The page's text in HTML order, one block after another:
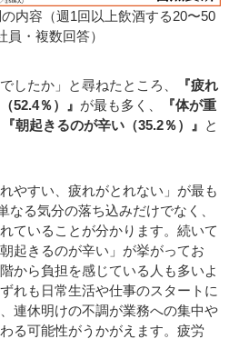
内容（週1回以上飲酒する20〜50
員・複数回答）
したか」と尋ねたところ、
『疲れ
52.4％）』 が最も多く、
『体が重
朝起きるのが辛い（35.2％）』 と
やすい、疲れがとれない」が最も
なる気分の落ち込みだけでなく、
ていることが分かります。続いて
起きるのが辛い」が挙がってお
から負担を感じている人も多いよ
れも日常生活や仕事のスタートに
連休明けの不調が業務への集中や
る可能性がうかがえます。疲労